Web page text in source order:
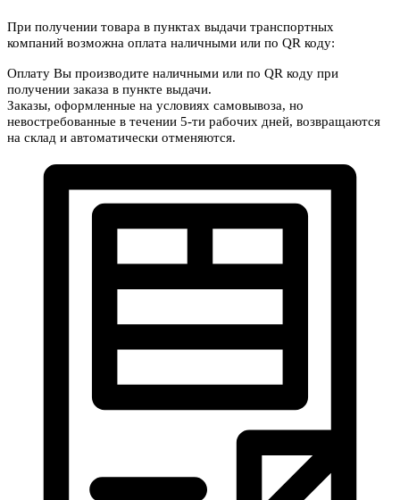
При получении товара в пунктах выдачи транспортных
компаний возможна оплата наличными или по QR коду:
Оплату Вы производите наличными или по QR коду при
получении заказа в пункте выдачи.
Заказы, оформленные на условиях самовывоза, но
невостребованные в течении 5-ти рабочих дней, возвращаются
на склад и автоматически отменяются.